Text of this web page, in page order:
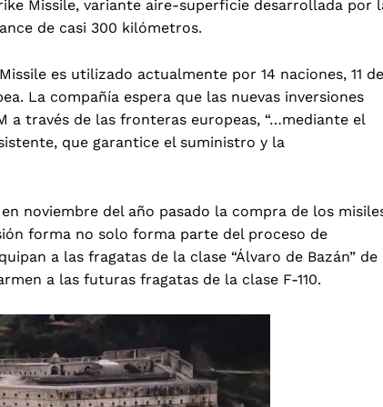
Missile, variante aire-superficie desarrollada por
de casi 300 kilómetros.
es utilizado actualmente por 14 naciones, 11 de
La compañía espera que las nuevas inversiones
través de las fronteras europeas, “…mediante el
que garantice el suministro y la
noviembre del año pasado la compra de los
forma no solo forma parte del proceso de
a las fragatas de la clase “Álvaro de Bazán” de
a las futuras fragatas de la clase F-110.